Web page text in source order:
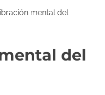
mental del
del